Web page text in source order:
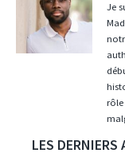
Je
rôle
LES DERNIERS